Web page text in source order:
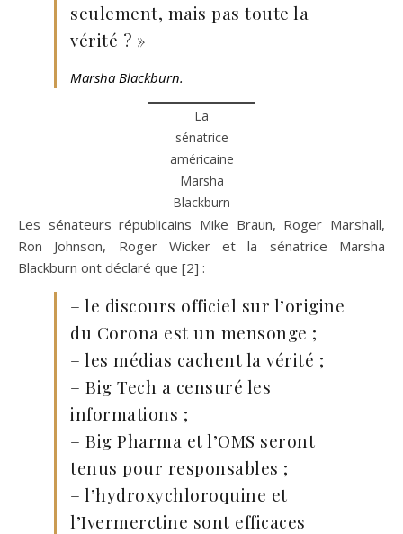
seulement, mais pas toute la
vérité ? »
Marsha Blackburn.
La
sénatrice
américaine
Marsha
Blackburn
Les sénateurs républicains Mike Braun, Roger Marshall,
Ron Johnson, Roger Wicker et la sénatrice Marsha
Blackburn ont déclaré que [2] :
– le discours officiel sur l’origine
du Corona est un mensonge ;
– les médias cachent la vérité ;
– Big Tech a censuré les
informations ;
– Big Pharma et l’OMS seront
tenus pour responsables ;
– l’hydroxychloroquine et
l’Ivermerctine sont efficaces